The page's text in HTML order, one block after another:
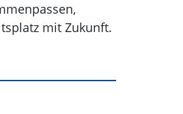
mit Zukunft.